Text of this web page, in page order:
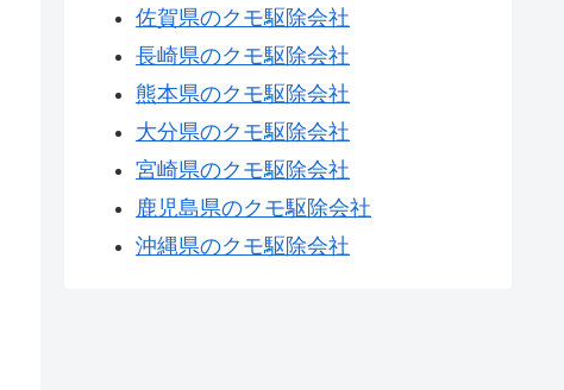
佐賀県のクモ駆除会社
長崎県のクモ駆除会社
熊本県のクモ駆除会社
大分県のクモ駆除会社
宮崎県のクモ駆除会社
鹿児島県のクモ駆除会社
沖縄県のクモ駆除会社